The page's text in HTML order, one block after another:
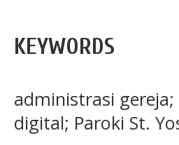
KEYWORDS
administrasi
digital; Paroki St.